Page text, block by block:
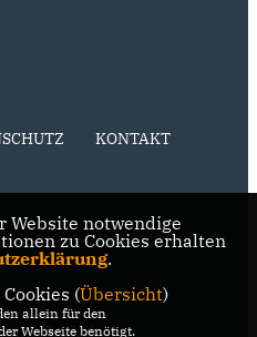
KONTAKT
der Fraktion
Website notwendige
zu Cookies erhalten
.
(Übersicht)
allein für den
Webseite benötigt.